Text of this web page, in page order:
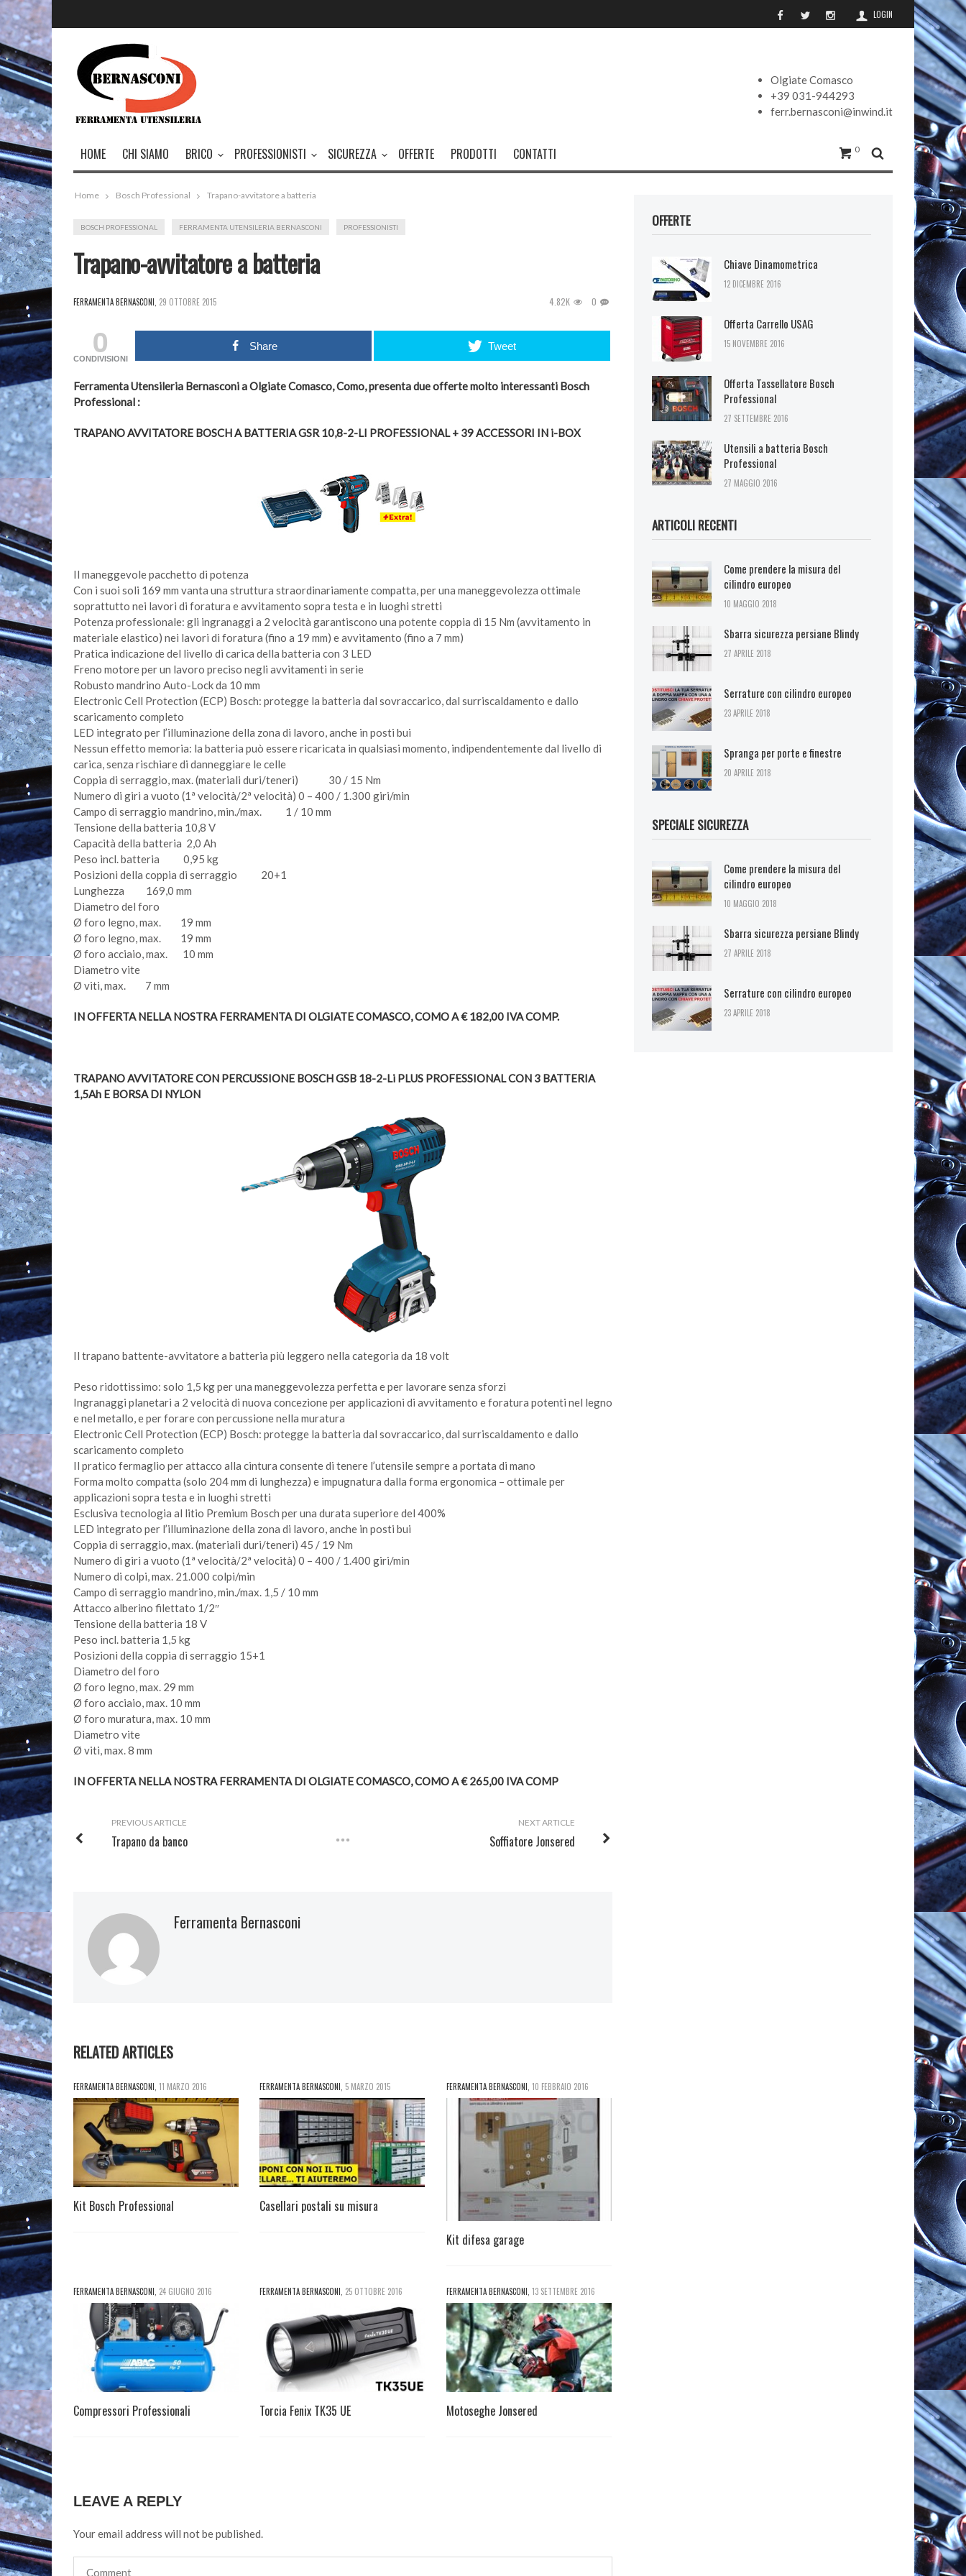
LOGIN
Olgiate Comasco
+39 031-944293
ferr.bernasconi@inwind.it
0
HOME CHI SIAMO BRICO PROFESSIONISTI SICUREZZA OFFERTE PRODOTTI CONTATTI
Home Bosch Professional Trapano-avvitatore a batteria
BOSCH PROFESSIONAL FERRAMENTA UTENSILERIA BERNASCONI PROFESSIONISTI
Trapano-avvitatore a batteria
FERRAMENTA BERNASCONI 29 OTTOBRE 2015 4.82K 0
0
CONDIVISIONI
Share Tweet
Ferramenta Utensileria Bernasconi a Olgiate Comasco, Como, presenta due offerte molto interessanti Bosch
Professional :
TRAPANO AVVITATORE BOSCH A BATTERIA GSR 10,8-2-LI PROFESSIONAL + 39 ACCESSORI IN i-BOX
Il maneggevole pacchetto di potenza
Con i suoi soli 169 mm vanta una struttura straordinariamente compatta, per una maneggevolezza ottimale
soprattutto nei lavori di foratura e avvitamento sopra testa e in luoghi stretti
Potenza professionale: gli ingranaggi a 2 velocità garantiscono una potente coppia di 15 Nm (avvitamento in
materiale elastico) nei lavori di foratura (fino a 19 mm) e avvitamento (fino a 7 mm)
Pratica indicazione del livello di carica della batteria con 3 LED
Freno motore per un lavoro preciso negli avvitamenti in serie
Robusto mandrino Auto-Lock da 10 mm
Electronic Cell Protection (ECP) Bosch: protegge la batteria dal sovraccarico, dal surriscaldamento e dallo
scaricamento completo
LED integrato per l’illuminazione della zona di lavoro, anche in posti bui
Nessun effetto memoria: la batteria può essere ricaricata in qualsiasi momento, indipendentemente dal livello di
carica, senza rischiare di danneggiare le celle
Coppia di serraggio, max. (materiali duri/teneri) 30 / 15 Nm
Numero di giri a vuoto (1ª velocità/2ª velocità) 0 – 400 / 1.300 giri/min
Campo di serraggio mandrino, min./max. 1 / 10 mm
Tensione della batteria 10,8 V
Capacità della batteria 2,0 Ah
Peso incl. batteria 0,95 kg
Posizioni della coppia di serraggio 20+1
Lunghezza 169,0 mm
Diametro del foro
Ø foro legno, max. 19 mm
Ø foro legno, max. 19 mm
Ø foro acciaio, max. 10 mm
Diametro vite
Ø viti, max. 7 mm
IN OFFERTA NELLA NOSTRA FERRAMENTA DI OLGIATE COMASCO, COMO A € 182,00 IVA COMP.
TRAPANO AVVITATORE CON PERCUSSIONE BOSCH GSB 18-2-Li PLUS PROFESSIONAL CON 3 BATTERIA
1,5Ah E BORSA DI NYLON
Il trapano battente-avvitatore a batteria più leggero nella categoria da 18 volt
Peso ridottissimo: solo 1,5 kg per una maneggevolezza perfetta e per lavorare senza sforzi
Ingranaggi planetari a 2 velocità di nuova concezione per applicazioni di avvitamento e foratura potenti nel legno
e nel metallo, e per forare con percussione nella muratura
Electronic Cell Protection (ECP) Bosch: protegge la batteria dal sovraccarico, dal surriscaldamento e dallo
scaricamento completo
Il pratico fermaglio per attacco alla cintura consente di tenere l’utensile sempre a portata di mano
Forma molto compatta (solo 204 mm di lunghezza) e impugnatura dalla forma ergonomica – ottimale per
applicazioni sopra testa e in luoghi stretti
Esclusiva tecnologia al litio Premium Bosch per una durata superiore del 400%
LED integrato per l’illuminazione della zona di lavoro, anche in posti bui
Coppia di serraggio, max. (materiali duri/teneri) 45 / 19 Nm
Numero di giri a vuoto (1ª velocità/2ª velocità) 0 – 400 / 1.400 giri/min
Numero di colpi, max. 21.000 colpi/min
Campo di serraggio mandrino, min./max. 1,5 / 10 mm
Attacco alberino filettato 1/2″
Tensione della batteria 18 V
Peso incl. batteria 1,5 kg
Posizioni della coppia di serraggio 15+1
Diametro del foro
Ø foro legno, max. 29 mm
Ø foro acciaio, max. 10 mm
Ø foro muratura, max. 10 mm
Diametro vite
Ø viti, max. 8 mm
IN OFFERTA NELLA NOSTRA FERRAMENTA DI OLGIATE COMASCO, COMO A € 265,00 IVA COMP
NEXT ARTICLE
Soffiatore Jonsered
PREVIOUS ARTICLE
Trapano da banco
Ferramenta Bernasconi
RELATED ARTICLES
FERRAMENTA BERNASCONI 11 MARZO 2016
Kit Bosch Professional
FERRAMENTA BERNASCONI 5 MARZO 2015
Casellari postali su misura
FERRAMENTA BERNASCONI 10 FEBBRAIO 2016
Kit difesa garage
FERRAMENTA BERNASCONI 24 GIUGNO 2016
Compressori Professionali
FERRAMENTA BERNASCONI 25 OTTOBRE 2016
Torcia Fenix TK35 UE
FERRAMENTA BERNASCONI 13 SETTEMBRE 2016
Motoseghe Jonsered
LEAVE A REPLY
Your email address will not be published.
OFFERTE
Chiave Dinamometrica
12 DICEMBRE 2016
Offerta Carrello USAG
15 NOVEMBRE 2016
Offerta Tassellatore Bosch
Professional
27 SETTEMBRE 2016
Utensili a batteria Bosch
Professional
27 MAGGIO 2016
ARTICOLI RECENTI
Come prendere la misura del
cilindro europeo
10 MAGGIO 2018
Sbarra sicurezza persiane Blindy
27 APRILE 2018
Serrature con cilindro europeo
23 APRILE 2018
Spranga per porte e finestre
20 APRILE 2018
SPECIALE SICUREZZA
Come prendere la misura del
cilindro europeo
10 MAGGIO 2018
Sbarra sicurezza persiane Blindy
27 APRILE 2018
Serrature con cilindro europeo
23 APRILE 2018